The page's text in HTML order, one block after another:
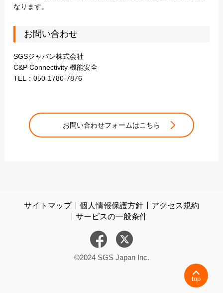
なります。
お問い合わせ
SGSジャパン株式会社
C&P Connectivity 機能安全
TEL：050-1780-7876
お問い合わせフォームはこちら
top
サイトマップ 個人情報保護方針
アクセス規約
サービスの一般条件
©2024 SGS Japan Inc.